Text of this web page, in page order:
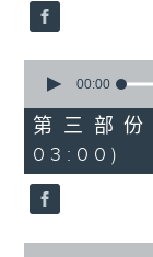
seconds
55
minutes,
19
seconds
00:00
第三部
03:00)